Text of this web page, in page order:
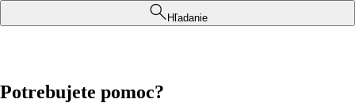
Hľadanie
Potrebujete pomoc?